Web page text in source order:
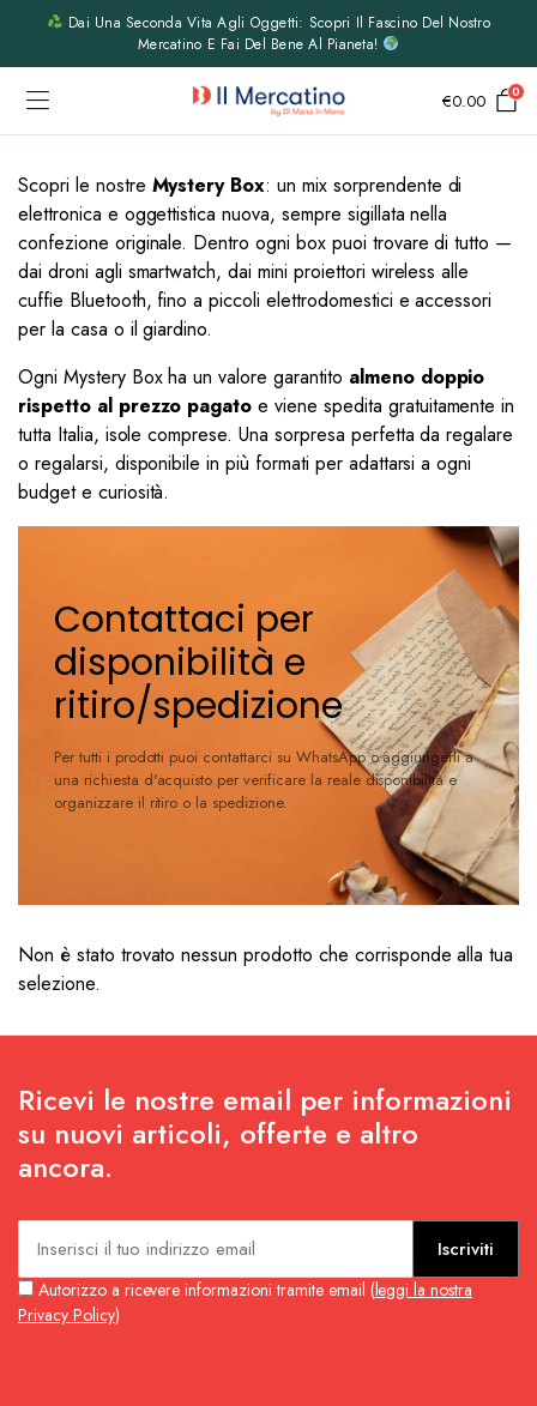
Dai Una Seconda Vita Agli Oggetti: Scopri Il Fascino Del Nostro
Mercatino E Fai Del Bene Al Pianeta!
€0.00 0
Scopri le nostre Mystery Box: un mix sorprendente di
elettronica e oggettistica nuova, sempre sigillata nella
confezione originale. Dentro ogni box puoi trovare di tutto —
dai droni agli smartwatch, dai mini proiettori wireless alle
cuffie Bluetooth, fino a piccoli elettrodomestici e accessori
per la casa o il giardino.
Ogni Mystery Box ha un valore garantito almeno doppio
rispetto al prezzo pagato e viene spedita gratuitamente in
tutta Italia, isole comprese. Una sorpresa perfetta da regalare
o regalarsi, disponibile in più formati per adattarsi a ogni
budget e curiosità.
Contattaci per
disponibilità e
ritiro/spedizione
Per tutti i prodotti puoi contattarci su WhatsApp o aggiungerli a
una richiesta d'acquisto per verificare la reale disponibilità e
organizzare il ritiro o la spedizione.
Non è stato trovato nessun prodotto che corrisponde alla tua
selezione.
Ricevi le nostre email per informazioni
su nuovi articoli, offerte e altro
ancora.
Iscriviti
Autorizzo a ricevere informazioni tramite email (leggi la nostra
Privacy Policy)